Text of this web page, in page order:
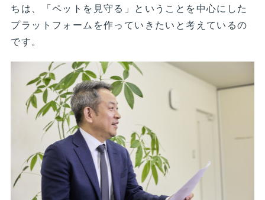
ちは、「ペットを見守る」ということを中心にした
プラットフォームを作っていきたいと考えているの
です。